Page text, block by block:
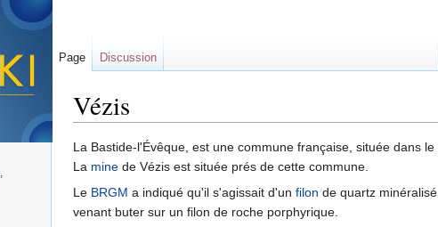
Vézis
La Bastide-l'Évêque, est une commune française, située dans
La mine de Vézis est située prés de cette commune.
Le BRGM a indiqué qu'il s'agissait d'un filon de quartz
venant buter sur un filon de roche porphyrique.
Page Discussion